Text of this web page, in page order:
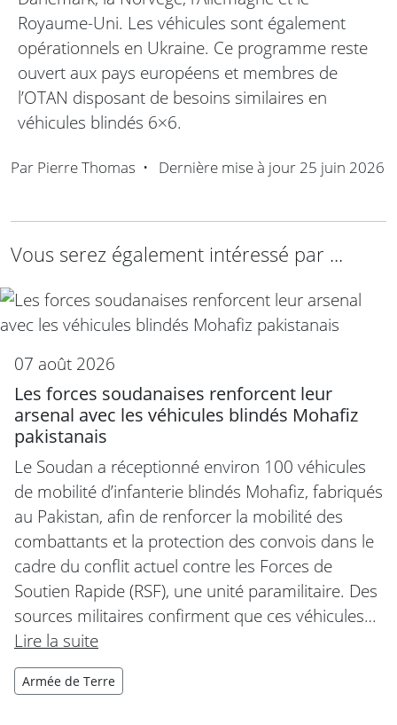
Royaume-Uni. Les véhicules sont également
opérationnels en Ukraine. Ce programme reste
ouvert aux pays européens et membres de
l’OTAN disposant de besoins similaires en
véhicules blindés 6×6.
Par Pierre Thomas • Dernière mise à jour 25 juin 2026
Vous serez également intéressé par ...
07 août 2026
Les forces soudanaises renforcent leur
arsenal avec les véhicules blindés Mohafiz
pakistanais
Le Soudan a réceptionné environ 100 véhicules
de mobilité d’infanterie blindés Mohafiz, fabriqués
au Pakistan, afin de renforcer la mobilité des
combattants et la protection des convois dans le
cadre du conflit actuel contre les Forces de
Soutien Rapide (RSF), une unité paramilitaire. Des
sources militaires confirment que ces véhicules…
Lire la suite
Armée de Terre